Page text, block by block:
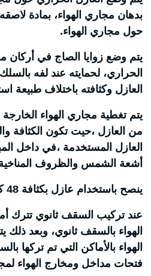
بدهان مجاري الهواء، بمادة
حول مجاري الهواء.
يتم وضع زوايا الصاج في أركان
الحراري، لحمايته عند لفه
العازل وكثافته باختلاف طبيعة
يتم تغطية مجاري الهواء
من العازل ،حيت تكون الكثافة
العازل المستخدمة ،في داخل
أشعة الشمس والظروف
ينصح باستخدام عازل بكثافة 48 كجم وبسمك 2 أنش.
عند تركيب السقف ثانوي تترك
الهواء بالسقف ثانوي، وبعد
الهواء بالأماكن التي تم تركها
فتحات مداخل ومخارج الهواء